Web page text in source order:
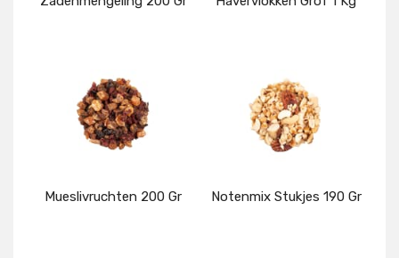
Details Details
Mueslivruchten 200 Gr Notenmix Stukjes 190 Gr